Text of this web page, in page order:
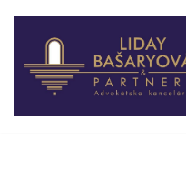
Preskočiť